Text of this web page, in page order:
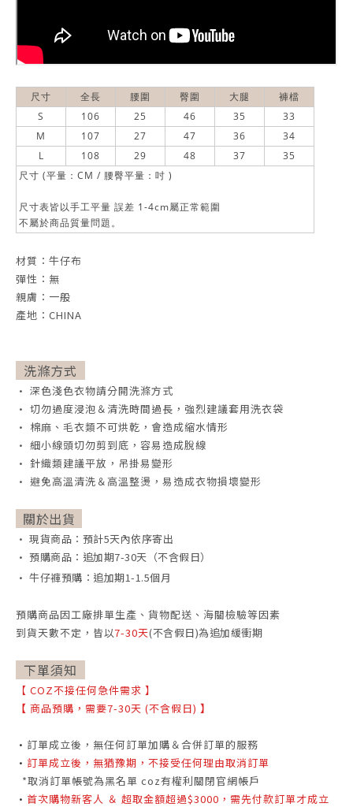
尺寸 全長 腰圍 臀圍 大腿
褲檔
S
106 25 46 35
33
M
107 27 47 36
34
L
108 29 48 37
35
尺寸 (平量：CM / 腰臀平量：吋 )
尺寸表皆以手工平量 誤差 1-4cm屬正常範圍
不屬於商品質量問題。
材質：牛仔布
彈性：無
親膚：一般
產地：CHINA
洗滌方式
• 深色淺色衣物請分開洗滌方式
• 切勿過度浸泡＆清洗時間過長，強烈建議套用洗衣袋
• 棉麻、毛衣類不可烘乾，會造成縮水情形
• 細小線頭切勿剪到底，容易造成脫線
• 針織類建議平放，吊掛易變形
• 避免高溫清洗＆高溫整燙，易造成衣物損壞變形
關於出貨
• 現貨商品：預計5天內依序寄出
• 預購商品：追加期7-30天（不含假日）
• 牛仔褲預購：追加期1-1.5個月
預購商品因工廠排單生產、貨物配送、海關檢驗等因素
到貨天數不定， 皆以7-30天(不含假日)為追加緩衝期
下單須知
【 COZ不接任何急件需求 】
【 商品預購，需要7-30天 (不含假日) 】
• 訂單成立後，無任何訂單加購＆合併訂單的服務
• 訂單成立後，無猶豫期，不接受任何理由取消訂單
*取消訂單帳號為黑名單 coz有權利關閉官網帳戶
• 首次購物新客人 ＆ 超取金額超過$3000，需先付款訂單才成立